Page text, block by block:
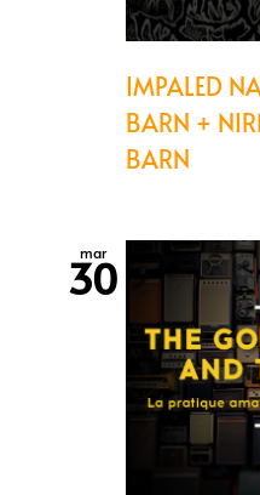
IMPALED
BARN +
BARN
mar
30